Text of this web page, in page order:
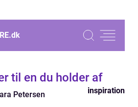
dk
til en du holder af
Petersen inspiration